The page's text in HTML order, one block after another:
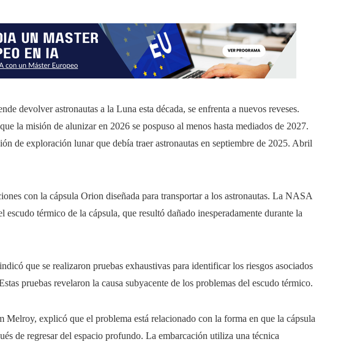
devolver astronautas a la Luna esta década, se enfrenta a nuevos reveses.
la misión de alunizar en 2026 se pospuso al menos hasta mediados de 2027.
de exploración lunar que debía traer astronautas en septiembre de 2025. Abril
con la cápsula Orion diseñada para transportar a los astronautas. La NASA
térmico de la cápsula, que resultó dañado inesperadamente durante la
que se realizaron pruebas exhaustivas para identificar los riesgos asociados
pruebas revelaron la causa subyacente de los problemas del escudo térmico.
explicó que el problema está relacionado con la forma en que la cápsula
de regresar del espacio profundo. La embarcación utiliza una técnica